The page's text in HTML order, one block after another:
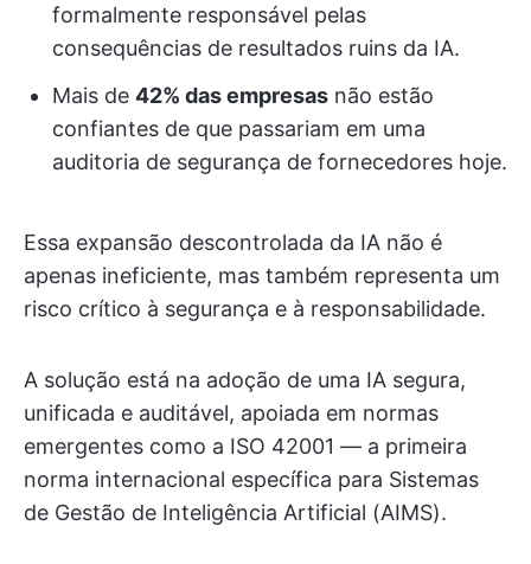
formalmente responsável pelas
consequências de resultados ruins da IA.
Mais de 42% das empresas não estão
confiantes de que passariam em uma
auditoria de segurança de fornecedores hoje.
Essa expansão descontrolada da IA não é
apenas ineficiente, mas também representa um
risco crítico à segurança e à responsabilidade.
A solução está na adoção de uma IA segura,
unificada e auditável, apoiada em normas
emergentes como a ISO 42001 — a primeira
norma internacional específica para Sistemas
de Gestão de Inteligência Artificial (AIMS).